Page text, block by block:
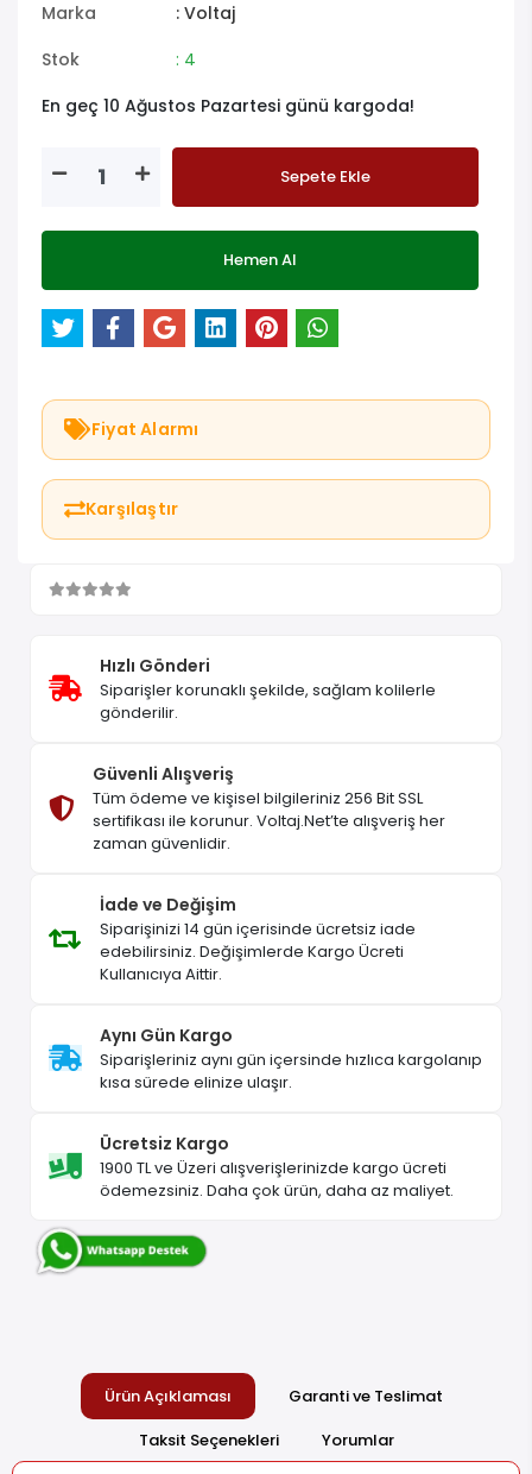
Marka
: Voltaj
Stok
: 4
En geç 10 Ağustos Pazartesi günü kargoda!
Sepete Ekle
Hemen Al
Fiyat Alarmı
Karşılaştır
Hızlı Gönderi
Siparişler korunaklı şekilde, sağlam kolilerle
gönderilir.
Güvenli Alışveriş
Tüm ödeme ve kişisel bilgileriniz 256 Bit SSL
sertifikası ile korunur. Voltaj.Net’te alışveriş her
zaman güvenlidir.
İade ve Değişim
Siparişinizi 14 gün içerisinde ücretsiz iade
edebilirsiniz. Değişimlerde Kargo Ücreti
Kullanıcıya Aittir.
Aynı Gün Kargo
Siparişleriniz aynı gün içersinde hızlıca kargolanıp
kısa sürede elinize ulaşır.
Ücretsiz Kargo
1900 TL ve Üzeri alışverişlerinizde kargo ücreti
ödemezsiniz. Daha çok ürün, daha az maliyet.
Ürün Açıklaması
Garanti ve Teslimat
Taksit Seçenekleri
Yorumlar